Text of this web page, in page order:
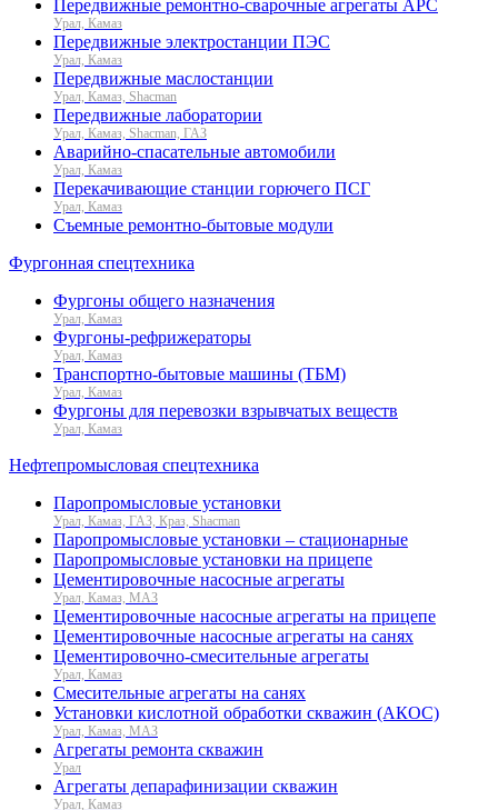
Передвижные ремонтно-сварочные агрегаты АРС
Урал, Камаз
Передвижные электростанции ПЭС
Урал, Камаз
Передвижные маслостанции
Урал, Камаз, Shacman
Передвижные лаборатории
Урал, Камаз, Shacman, ГАЗ
Аварийно-спасательные автомобили
Урал, Камаз
Перекачивающие станции горючего ПСГ
Урал, Камаз
Съемные ремонтно-бытовые модули
Фургонная спецтехника
Фургоны общего назначения
Урал, Камаз
Фургоны-рефрижераторы
Урал, Камаз
Транспортно-бытовые машины (ТБМ)
Урал, Камаз
Фургоны для перевозки взрывчатых веществ
Урал, Камаз
Нефтепромысловая спецтехника
Паропромысловые установки
Урал, Камаз, ГАЗ, Краз, Shacman
Паропромысловые установки – стационарные
Паропромысловые установки на прицепе
Цементировочные насосные агрегаты
Урал, Камаз, МАЗ
Цементировочные насосные агрегаты на прицепе
Цементировочные насосные агрегаты на санях
Цементировочно-смесительные агрегаты
Урал, Камаз
Смесительные агрегаты на санях
Установки кислотной обработки скважин (АКОС)
Урал, Камаз, МАЗ
Агрегаты ремонта скважин
Урал
Агрегаты депарафинизации скважин
Урал, Камаз